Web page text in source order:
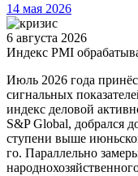
14 мая 2026
6 августа 2026
Индекс PMI
Июль 2026 года
сигнальных
индекс деловой
S&P Global, добрался
ступени выше
го. Параллельно